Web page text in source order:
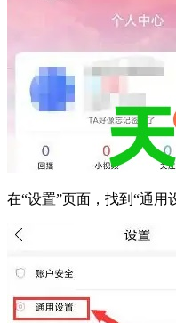
在“设置”页面，找到“通用